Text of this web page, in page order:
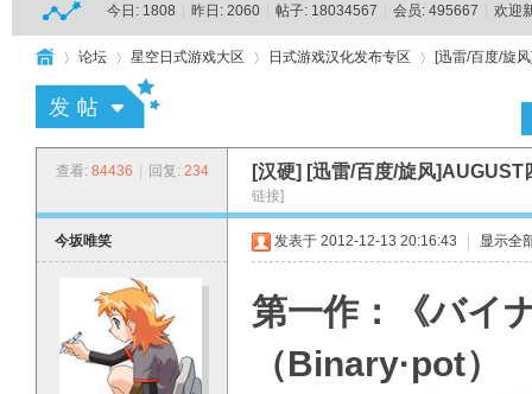
今日: 1808 昨日: 2060 帖子: 18034567 会员: 495667 欢迎
论坛 星空日式游戏大区 日式游戏汉化发布专区 [迅雷/百度/旋
查看: 84436 回复: 234 [汉硬] [迅雷/百度/旋风
链接]
今坂唯笑 发表于 2012-12-13 20:16:43 显示全
第一作：《バイ
（Binary·pot）